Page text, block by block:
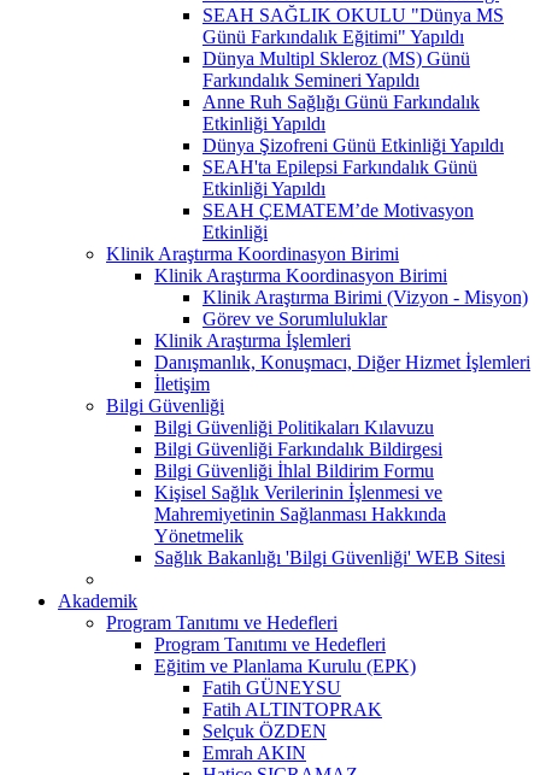
SEAH SAĞLIK OKULU "Dünya MS
Günü Farkındalık Eğitimi" Yapıldı
Dünya Multipl Skleroz (MS) Günü
Farkındalık Semineri Yapıldı
Anne Ruh Sağlığı Günü Farkındalık
Etkinliği Yapıldı
Dünya Şizofreni Günü Etkinliği Yapıldı
SEAH'ta Epilepsi Farkındalık Günü
Etkinliği Yapıldı
SEAH ÇEMATEM’de Motivasyon
Etkinliği
Klinik Araştırma Koordinasyon Birimi
Klinik Araştırma Koordinasyon Birimi
Klinik Araştırma Birimi (Vizyon - Misyon)
Görev ve Sorumluluklar
Klinik Araştırma İşlemleri
Danışmanlık, Konuşmacı, Diğer Hizmet İşlemleri
İletişim
Bilgi Güvenliği
Bilgi Güvenliği Politikaları Kılavuzu
Bilgi Güvenliği Farkındalık Bildirgesi
Bilgi Güvenliği İhlal Bildirim Formu
Kişisel Sağlık Verilerinin İşlenmesi ve
Mahremiyetinin Sağlanması Hakkında
Yönetmelik
Sağlık Bakanlığı 'Bilgi Güvenliği' WEB Sitesi
Akademik
Program Tanıtımı ve Hedefleri
Program Tanıtımı ve Hedefleri
Eğitim ve Planlama Kurulu (EPK)
Fatih GÜNEYSU
Fatih ALTINTOPRAK
Selçuk ÖZDEN
Emrah AKIN